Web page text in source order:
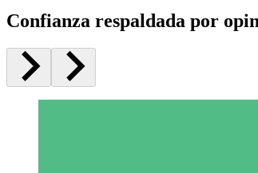
Confianza respaldada por